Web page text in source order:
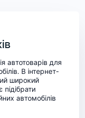
автотоварів для
В інтернет-
широкий
автомобілів